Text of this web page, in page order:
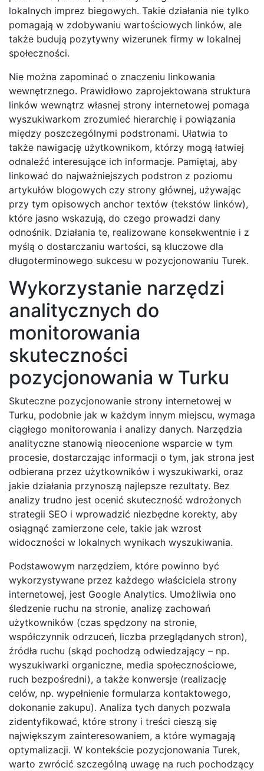
lokalnych imprez biegowych. Takie działania nie tylko
pomagają w zdobywaniu wartościowych linków, ale
także budują pozytywny wizerunek firmy w lokalnej
społeczności.
Nie można zapominać o znaczeniu linkowania
wewnętrznego. Prawidłowo zaprojektowana struktura
linków wewnątrz własnej strony internetowej pomaga
wyszukiwarkom zrozumieć hierarchię i powiązania
między poszczególnymi podstronami. Ułatwia to
także nawigację użytkownikom, którzy mogą łatwiej
odnaleźć interesujące ich informacje. Pamiętaj, aby
linkować do najważniejszych podstron z poziomu
artykułów blogowych czy strony głównej, używając
przy tym opisowych anchor textów (tekstów linków),
które jasno wskazują, do czego prowadzi dany
odnośnik. Działania te, realizowane konsekwentnie i z
myślą o dostarczaniu wartości, są kluczowe dla
długoterminowego sukcesu w pozycjonowaniu Turek.
Wykorzystanie narzędzi
analitycznych do
monitorowania
skuteczności
pozycjonowania w Turku
Skuteczne pozycjonowanie strony internetowej w
Turku, podobnie jak w każdym innym miejscu, wymaga
ciągłego monitorowania i analizy danych. Narzędzia
analityczne stanowią nieocenione wsparcie w tym
procesie, dostarczając informacji o tym, jak strona jest
odbierana przez użytkowników i wyszukiwarki, oraz
jakie działania przynoszą najlepsze rezultaty. Bez
analizy trudno jest ocenić skuteczność wdrożonych
strategii SEO i wprowadzić niezbędne korekty, aby
osiągnąć zamierzone cele, takie jak wzrost
widoczności w lokalnych wynikach wyszukiwania.
Podstawowym narzędziem, które powinno być
wykorzystywane przez każdego właściciela strony
internetowej, jest Google Analytics. Umożliwia ono
śledzenie ruchu na stronie, analizę zachowań
użytkowników (czas spędzony na stronie,
współczynnik odrzuceń, liczba przeglądanych stron),
źródła ruchu (skąd pochodzą odwiedzający – np.
wyszukiwarki organiczne, media społecznościowe,
ruch bezpośredni), a także konwersje (realizację
celów, np. wypełnienie formularza kontaktowego,
dokonanie zakupu). Analiza tych danych pozwala
zidentyfikować, które strony i treści cieszą się
największym zainteresowaniem, a które wymagają
optymalizacji. W kontekście pozycjonowania Turek,
warto zwrócić szczególną uwagę na ruch pochodzący